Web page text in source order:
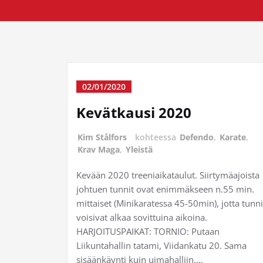
02/01/2020
Kevätkausi 2020
Kim Stålfors kohteessa Defendo, Karate,
Krav Maga, Yleistä
Kevään 2020 treeniaikataulut. Siirtymäajoista
johtuen tunnit ovat enimmäkseen n.55 min.
mittaiset (Minikaratessa 45-50min), jotta
voisivat alkaa sovittuina aikoina.
HARJOITUSPAIKAT: TORNIO: Putaan
Liikuntahallin tatami, Viidankatu 20. Sama
sisäänkäynti kuin uimahalliin.…